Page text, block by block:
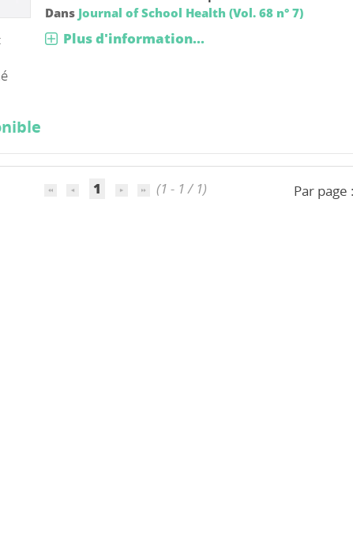
Dans Journal of School Health (Vol. 68 n° 7)
Plus d'information...
1 (1 - 1 / 1) Par page :